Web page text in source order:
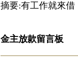
摘要:有工作就來借
金主放款留言板